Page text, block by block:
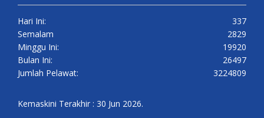
Hari Ini:
337
Semalam
2829
Minggu Ini:
19920
Bulan Ini:
26497
Jumlah Pelawat:
3224809
Kemaskini Terakhir : 30 Jun 2026.